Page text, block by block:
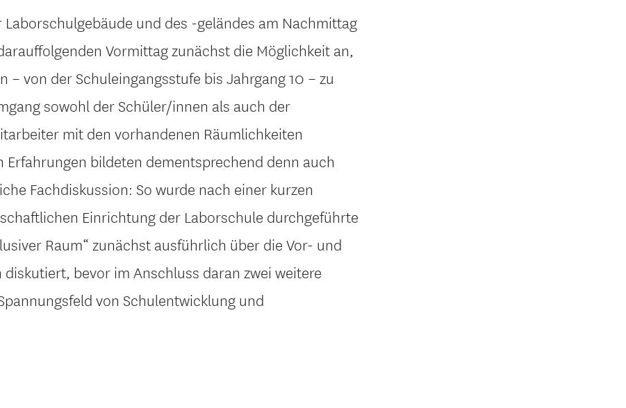
und des -geländes am Nachmittag
Vormittag zunächst die Möglichkeit an,
von der Schuleingangsstufe bis Jahrgang 10 – zu
sowohl der Schüler/innen als auch der
mit den vorhandenen Räumlichkeiten
bildeten dementsprechend denn auch
Fachdiskussion: So wurde nach einer kurzen
Einrichtung der Laborschule durchgeführte
Raum“ zunächst ausführlich über die Vor- und
bevor im Anschluss daran zwei weitere
von Schulentwicklung und